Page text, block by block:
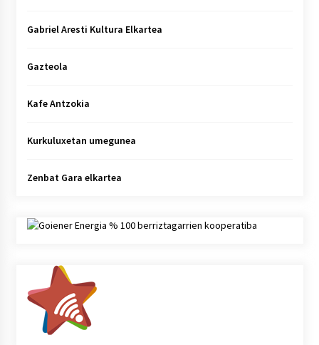
Gabriel Aresti Kultura Elkartea
Gazteola
Kafe Antzokia
Kurkuluxetan umegunea
Zenbat Gara elkartea